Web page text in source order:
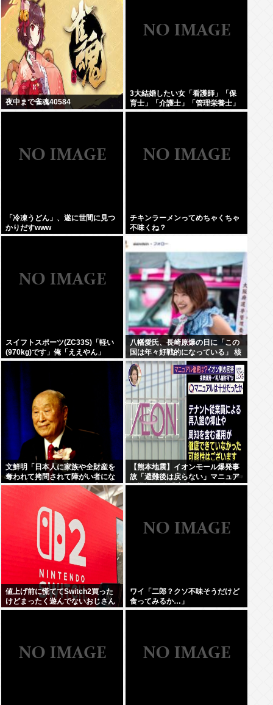
夜中まで雀魂40584
3大結婚したい女「看護師」「保
育士」「介護士」「管理栄養士」
「冷凍うどん」、遂に世間に見つ
かりだすwww
チキンラーメンってめちゃくちゃ
不味くね？
スイフトスポーツ(ZC33S)「軽い
(970kg)です」俺「ええやん」
「1.4Lのターボです」俺「うん」
「140馬力です」俺「えっ…」
八幡愛氏、長崎原爆の日に「この
国は年々好戦的になっている」 核
武装論・核共有論…「本当に情け
なくなる」
文鮮明「日本人に家族や全財産を
奪われて拷問されて障がい者にな
りました」く統一教会が日本に復
讐するのって当然の権利じゃね？
【熊本地震】イオンモール爆発事
故「避難後は戻らない」マニュア
ル機能せず 「貴重品OK」と許可
値上げ前に慌ててSwitch2買った
けどまったく遊んでないおじさん
いるでしょ
ワイ「二郎？クソ不味そうだけど
食ってみるか…」